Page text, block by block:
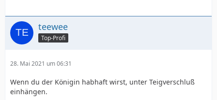
teewee
Top-Profi
28. Mai 2021 um 06:31
Wenn du der Königin habhaft wirst, unter Teigverschluß
einhängen.